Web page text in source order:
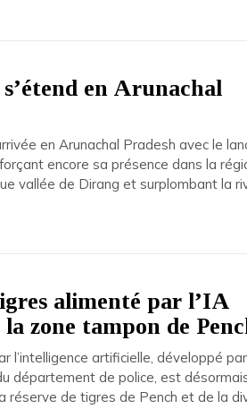
en Arunachal
en Arunachal Pradesh avec le
encore sa présence dans la
vallée de Dirang et surplombant la
alimenté par l’IA
zone tampon de
l’intelligence artificielle, développé par
département de police, est
réserve de tigres de Pench et de la